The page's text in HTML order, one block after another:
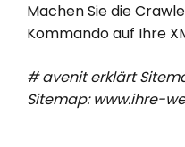
Machen Sie die
Kommando auf Ihre
# avenit erklärt
Sitemap: www.ihre-